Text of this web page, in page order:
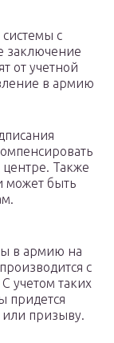
с
заключение
от учетной
в армию
центре. Также
может быть
в армию на
с
учетом таких
придется
или призыву.